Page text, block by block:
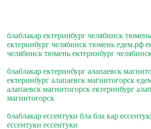
блаблакар ектеринбург челябинск
ектеринбург челябинск тюмень едем.рф
челябинск тюмень ектеринбург
блаблакар ектеринбург алапаевск
ектеринбург алапаевск магнитогорск
алапаевск магнитогорск ектеринбург
магнитогорск
блаблакар ессентуки бла бла кар
ессентуки ессентуки